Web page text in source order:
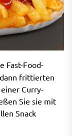
Fast-Food-
frittierten
Curry-
Sie sie mit
Snack